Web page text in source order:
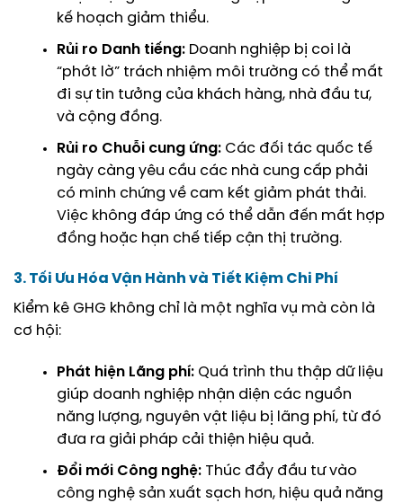
kế hoạch giảm thiểu.
Rủi ro Danh tiếng: Doanh nghiệp bị coi là
“phớt lờ” trách nhiệm môi trường có thể mất
đi sự tin tưởng của khách hàng, nhà đầu tư,
và cộng đồng.
Rủi ro Chuỗi cung ứng: Các đối tác quốc tế
ngày càng yêu cầu các nhà cung cấp phải
có minh chứng về cam kết giảm phát thải.
Việc không đáp ứng có thể dẫn đến mất hợp
đồng hoặc hạn chế tiếp cận thị trường.
3. Tối Ưu Hóa Vận Hành và Tiết Kiệm Chi Phí
Kiểm kê GHG không chỉ là một nghĩa vụ mà còn là
cơ hội:
Phát hiện Lãng phí: Quá trình thu thập dữ liệu
giúp doanh nghiệp nhận diện các nguồn
năng lượng, nguyên vật liệu bị lãng phí, từ đó
đưa ra giải pháp cải thiện hiệu quả.
Đổi mới Công nghệ: Thúc đẩy đầu tư vào
công nghệ sản xuất sạch hơn, hiệu quả năng